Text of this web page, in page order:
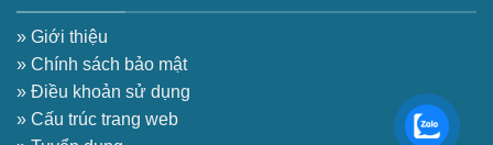
» Giới thiệu
» Chính sách bảo mật
» Điều khoản sử dụng
» Cấu trúc trang web